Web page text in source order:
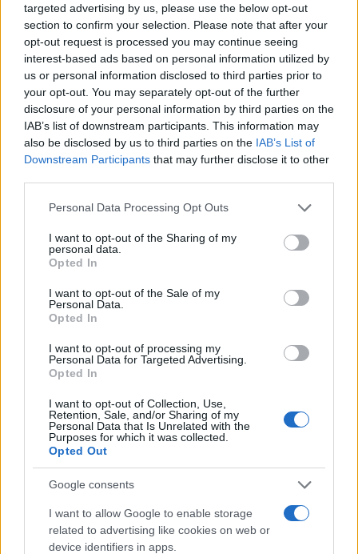
targeted advertising by us, please use the below opt-out
section to confirm your selection. Please note that after your
opt-out request is processed you may continue seeing
interest-based ads based on personal information utilized by
us or personal information disclosed to third parties prior to
your opt-out. You may separately opt-out of the further
disclosure of your personal information by third parties on the
IAB’s list of downstream participants. This information may
also be disclosed by us to third parties on the IAB’s List of
Downstream Participants that may further disclose it to other
Please note that this website/app uses one or more Google
not limited to your visit or usage behaviour. You may click to
grant or deny consent to Google and its third-party tags to
use your data for below specified purposes in below Google
consent section.
Personal Data Processing Opt Outs
I want to opt-out of the Sharing of my
personal data.
Opted In
I want to opt-out of the Sale of my
Personal Data.
Opted In
I want to opt-out of processing my
Personal Data for Targeted Advertising.
Opted In
I want to opt-out of Collection, Use,
Retention, Sale, and/or Sharing of my
Personal Data that Is Unrelated with the
Purposes for which it was collected.
Opted Out
Google consents
I want to allow Google to enable storage
related to advertising like cookies on web or
device identifiers in apps.
ΟΣΑ ΧΡΕΙΑΖΕΣΑΙ
ΓΙΑ ΤΟ ΚΑΛΟΚΑΙΡΙ ΣΟΥ →
ΤΟ ΠΑΡΟΝ ΤΗΣ ΚΥΡΙΑΚΗΣ